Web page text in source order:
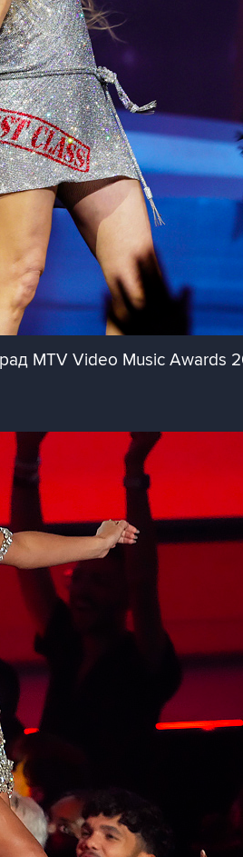
MTV Video Music Awards